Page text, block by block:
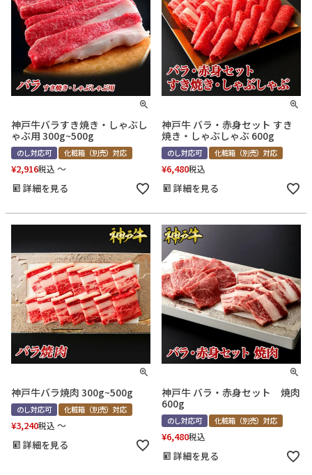
神戸牛バラすき焼き・しゃぶし
ゃぶ用 300g~500g
のし対応可 化粧箱（別売）対応
¥2,916税込 〜
詳細を見る
神戸牛 バラ・赤身セット すき
焼き・しゃぶしゃぶ 600g
のし対応可 化粧箱（別売）対応
¥6,480税込
詳細を見る
神戸牛バラ焼肉 300g~500g
のし対応可 化粧箱（別売）対応
¥3,240税込 〜
詳細を見る
神戸牛 バラ・赤身セット 焼肉
600g
のし対応可 化粧箱（別売）対応
¥6,480税込
詳細を見る